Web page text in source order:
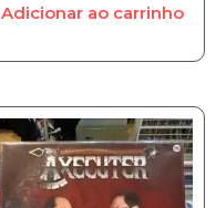
Adicionar ao carrinho